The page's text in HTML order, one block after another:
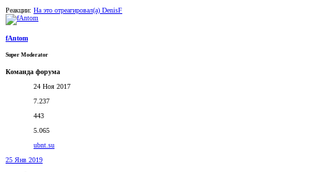
Реакции: На это отреагировал(а) DenisF
fAntom
Super Moderator
Команда форума
24 Ноя 2017
7.237
443
5.065
ubnt.su
25 Янв 2019